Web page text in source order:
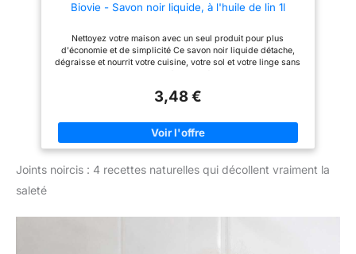
Biovie - Savon noir liquide, à l'huile de lin 1l
Nettoyez votre maison avec un seul produit pour plus
d'économie et de simplicité Ce savon noir liquide détache,
dégraisse et nourrit votre cuisine, votre sol et votre linge sans
centimeters x 20.0 centimeters x 5.0 centimeters
3,48 €
Joints noircis : 4 recettes naturelles qui décollent vraiment la
saleté